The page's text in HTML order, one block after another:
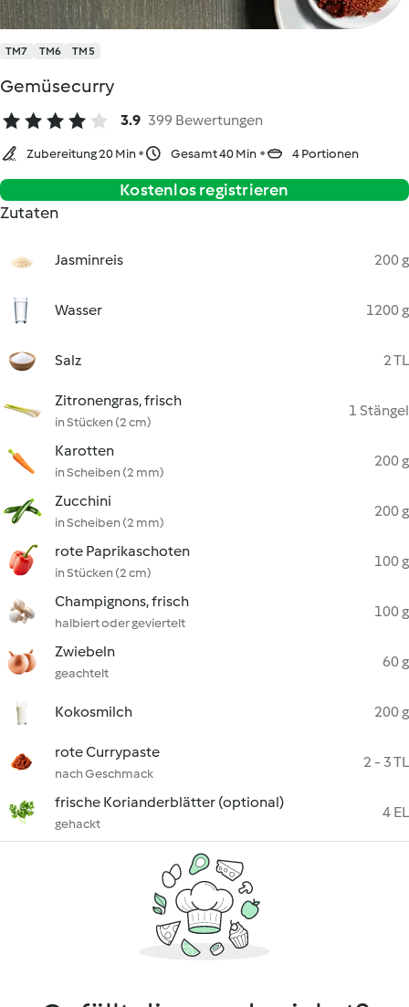
TM7 TM6 TM5
Gemüsecurry
3.9 399 Bewertungen
Zubereitung 20 Min Gesamt 40 Min 4 Portionen
Kostenlos registrieren
Zutaten
Jasminreis 200 g
Wasser 1200 g
Salz 2 TL
Zitronengras, frisch
in Stücken (2 cm)
1 Stängel
Karotten
in Scheiben (2 mm)
200 g
Zucchini
in Scheiben (2 mm)
200 g
rote Paprikaschoten
in Stücken (2 cm)
100 g
Champignons, frisch
halbiert oder geviertelt
100 g
Zwiebeln
geachtelt
60 g
Kokosmilch 200 g
rote Currypaste
nach Geschmack
2 - 3 TL
frische Korianderblätter (optional)
gehackt
4 EL